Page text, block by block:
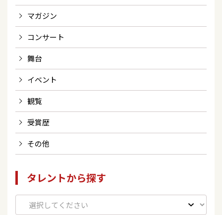
マガジン
コンサート
舞台
イベント
観覧
受賞歴
その他
タレントから探す